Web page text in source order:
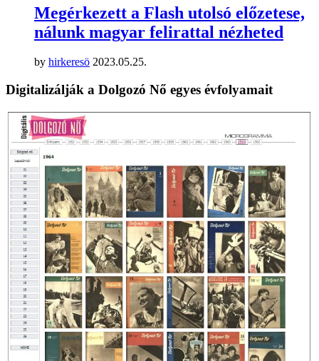
Megérkezett a Flash utolsó előzetese,
nálunk magyar felirattal nézheted
by hirkeresö 2023.05.25.
Digitalizálják a Dolgozó Nő egyes évfolyamait